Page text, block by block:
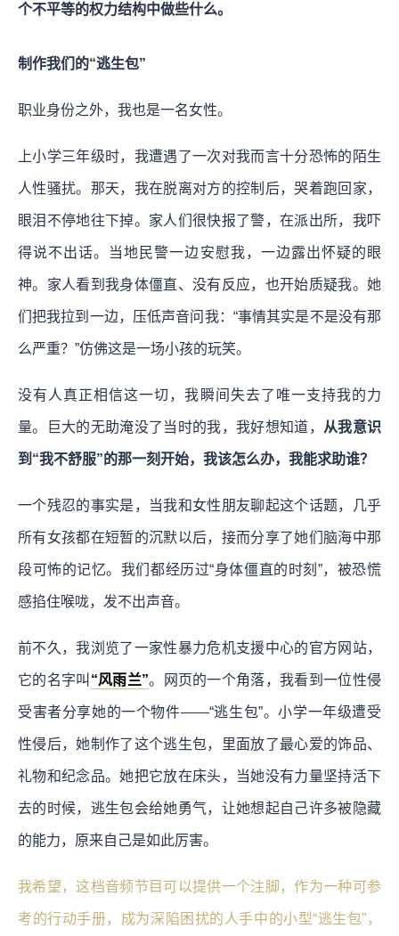
个不平等的权力结构中做些什么。
制作我们的“逃生包”
职业身份之外，我也是一名女性。
上小学三年级时，我遭遇了一次对我而言十分恐怖的陌生
人性骚扰。那天，我在脱离对方的控制后，哭着跑回家，
眼泪不停地往下掉。家人们很快报了警，在派出所，我吓
得说不出话。当地民警一边安慰我，一边露出怀疑的眼
神。家人看到我身体僵直、没有反应，也开始质疑我。她
们把我拉到一边，压低声音问我：“事情其实是不是没有那
么严重？”仿佛这是一场小孩的玩笑。
没有人真正相信这一切，我瞬间失去了唯一支持我的力
量。巨大的无助淹没了当时的我，我好想知道， 从我意识
到“我不舒服”的那一刻开始，我该怎么办，我能求助谁？
一个残忍的事实是，当我和女性朋友聊起这个话题，几乎
所有女孩都在短暂的沉默以后，接而分享了她们脑海中那
段可怖的记忆。我们都经历过“身体僵直的时刻”，被恐慌
感掐住喉咙，发不出声音。
前不久，我浏览了一家性暴力危机支援中心的官方网站，
它的名字叫 “风雨兰”。网页的一个角落，我看到一位性侵
受害者分享她的一个物件——“逃生包”。小学一年级遭受
性侵后，她制作了这个逃生包，里面放了最心爱的饰品、
礼物和纪念品。她把它放在床头，当她没有力量坚持活下
去的时候，逃生包会给她勇气，让她想起自己许多被隐藏
的能力，原来自己是如此厉害。
我希望，这档音频节目可以提供一个注脚，作为一种可参
考的行动手册，成为深陷困扰的人手中的小型“逃生包”，